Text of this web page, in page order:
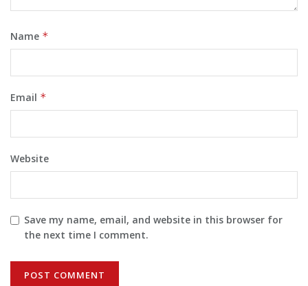
Name *
Email *
Website
Save my name, email, and website in this browser for
the next time I comment.